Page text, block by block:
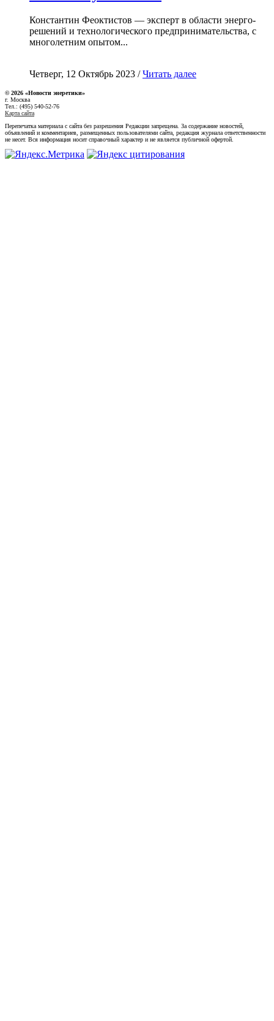
Константин Феоктистов — эксперт в области энерго-
решений и технологического предпринимательства, с
многолетним опытом...
Четверг, 12 Октябрь 2023 /Читать далее
© 2026 «Новости энеретики»
г. Москва
Тел.: (495) 540-52-76
Карта сайта
Перепечатка материала с сайта без разрешения Редакции запрещена. За содержание новостей,
объявлений и комментариев, размещенных пользователями сайта, редакция журнала ответственности
не несет. Вся информация носит справочный характер и не является публичной офертой.